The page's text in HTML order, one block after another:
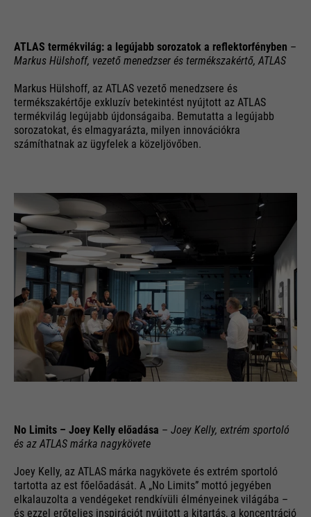
ATLAS termékvilág: a legújabb sorozatok a reflektorfényben –
Markus Hülshoff, vezető menedzser és termékszakértő, ATLAS
Markus Hülshoff, az ATLAS vezető menedzsere és
termékszakértője exkluzív betekintést nyújtott az ATLAS
termékvilág legújabb újdonságaiba. Bemutatta a legújabb
sorozatokat, és elmagyarázta, milyen innovációkra
számíthatnak az ügyfelek a közeljövőben.
No Limits – Joey Kelly előadása – Joey Kelly, extrém sportoló
és az ATLAS márka nagykövete
Joey Kelly, az ATLAS márka nagykövete és extrém sportoló
tartotta az est főelőadását. A „No Limits” mottó jegyében
elkalauzolta a vendégeket rendkívüli élményeinek világába –
és ezzel erőteljes inspirációt nyújtott a kitartás, a koncentráció